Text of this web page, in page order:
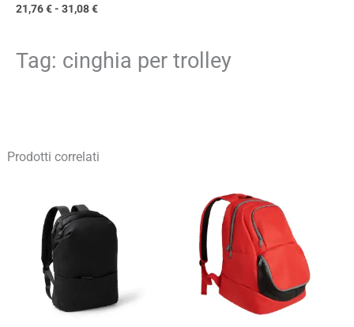
21,76€- 31,08€
Tag: cinghia per trolley
Prodotti correlati
prezzo:
16,25 €
23,21 €
di
prezzo:
da
15,36 €
a
21,94 €